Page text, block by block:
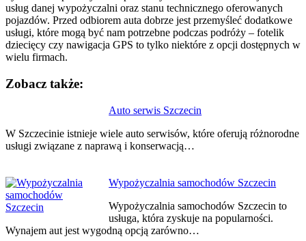
usług danej wypożyczalni oraz stanu technicznego oferowanych
pojazdów. Przed odbiorem auta dobrze jest przemyśleć dodatkowe
usługi, które mogą być nam potrzebne podczas podróży – fotelik
dziecięcy czy nawigacja GPS to tylko niektóre z opcji dostępnych w
wielu firmach.
Zobacz także:
Auto serwis Szczecin
W Szczecinie istnieje wiele auto serwisów, które oferują różnorodne
usługi związane z naprawą i konserwacją…
Wypożyczalnia samochodów Szczecin
Wypożyczalnia samochodów Szczecin to
usługa, która zyskuje na popularności.
Wynajem aut jest wygodną opcją zarówno…
wpisu